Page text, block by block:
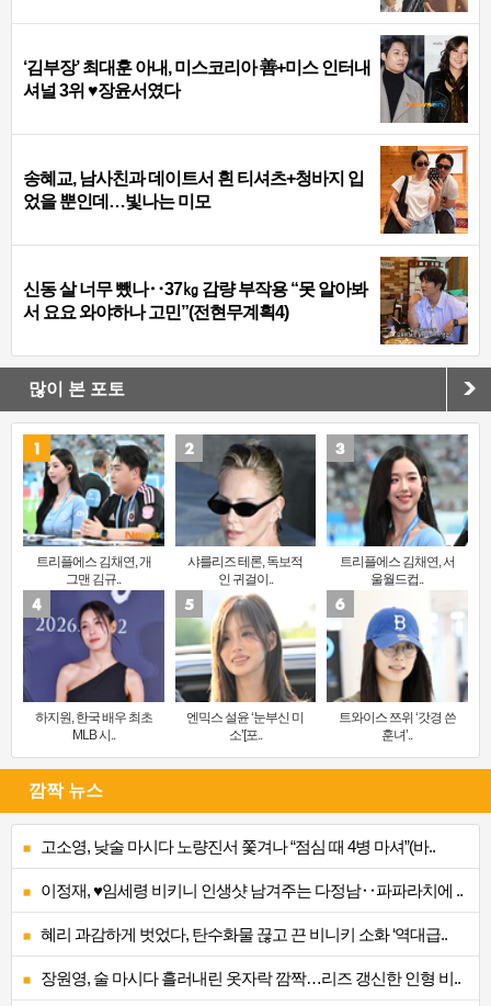
‘김부장’ 최대훈 아내, 미스코리아 善+미스 인터내
셔널 3위 ♥장윤서였다
송혜교, 남사친과 데이트서 흰 티셔츠+청바지 입
었을 뿐인데…빛나는 미모
신동 살 너무 뺐나‥37㎏ 감량 부작용 “못 알아봐
서 요요 와야하나 고민”(전현무계획4)
많이 본 포토
트리플에스 김채연, 개
그맨 김규..
샤를리즈 테론, 독보적
인 귀걸이..
트리플에스 김채연, 서
울월드컵..
하지원, 한국 배우 최초
MLB 시..
엔믹스 설윤 ‘눈부신 미
소’[포..
트와이스 쯔위 ‘갓경 쓴
훈녀’..
깜짝 뉴스
고소영, 낮술 마시다 노량진서 쫓겨나 “점심 때 4병 마셔”(바..
이정재, ♥임세령 비키니 인생샷 남겨주는 다정남‥파파라치에 ..
혜리 과감하게 벗었다, 탄수화물 끊고 끈 비니키 소화 ‘역대급..
장원영, 술 마시다 흘러내린 옷자락 깜짝…리즈 갱신한 인형 비..